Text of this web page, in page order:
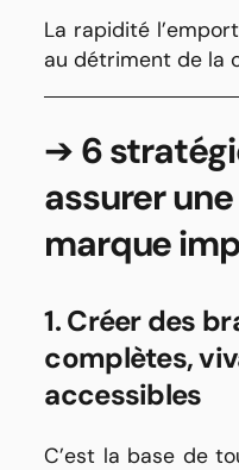
La rapidité
au détriment de la
➔ 6
assurer
marque
1. Créer des
complètes,
accessibles
C’est la base de